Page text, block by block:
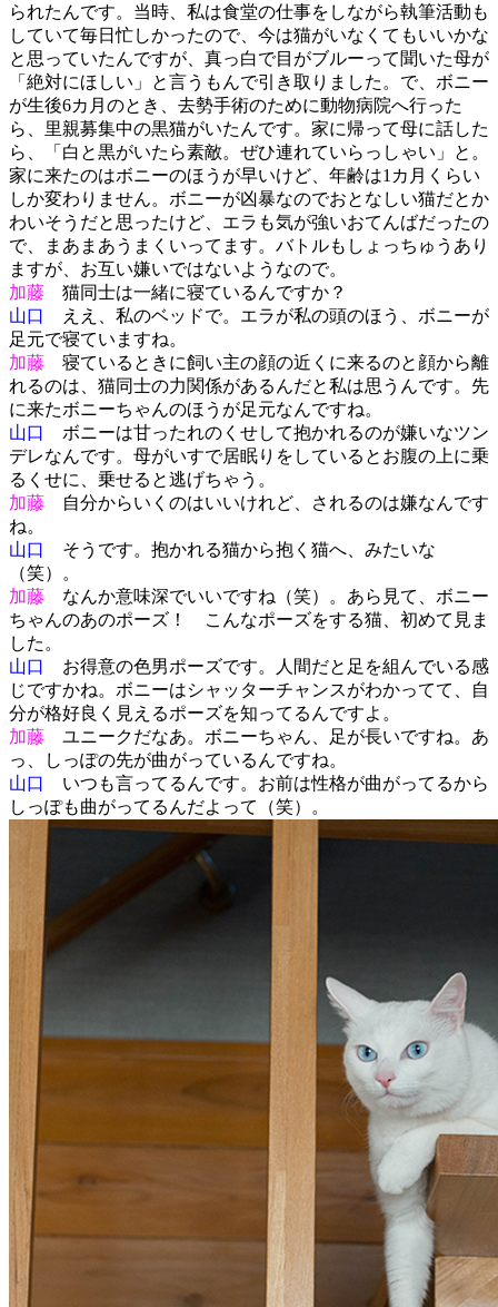
られたんです。当時、私は食堂の仕事をしながら執筆活動も
していて毎日忙しかったので、今は猫がいなくてもいいかな
と思っていたんですが、真っ白で目がブルーって聞いた母が
「絶対にほしい」と言うもんで引き取りました。で、ボニー
が生後6カ月のとき、去勢手術のために動物病院へ行った
ら、里親募集中の黒猫がいたんです。家に帰って母に話した
ら、「白と黒がいたら素敵。ぜひ連れていらっしゃい」と。
家に来たのはボニーのほうが早いけど、年齢は1カ月くらい
しか変わりません。ボニーが凶暴なのでおとなしい猫だとか
わいそうだと思ったけど、エラも気が強いおてんばだったの
で、まあまあうまくいってます。バトルもしょっちゅうあり
ますが、お互い嫌いではないようなので。
加藤 猫同士は一緒に寝ているんですか？
山口
ええ、私のベッドで。エラが私の頭のほう、ボニーが
足元で寝ていますね。
加藤 寝ているときに飼い主の顔の近くに来るのと顔から離
れるのは、猫同士の力関係があるんだと私は思うんです。先
に来たボニーちゃんのほうが足元なんですね。
山口
ボニーは甘ったれのくせして抱かれるのが嫌いなツン
デレなんです。母がいすで居眠りをしているとお腹の上に乗
るくせに、乗せると逃げちゃう。
加藤 自分からいくのはいいけれど、されるのは嫌なんです
ね。
山口
そうです。抱かれる猫から抱く猫へ、みたいな
（笑）。
加藤 なんか意味深でいいですね（笑）。あら見て、ボニー
ちゃんのあのポーズ！ こんなポーズをする猫、初めて見ま
した。
山口
お得意の色男ポーズです。人間だと足を組んでいる感
じですかね。ボニーはシャッターチャンスがわかってて、自
分が格好良く見えるポーズを知ってるんですよ。
加藤 ユニークだなあ。ボニーちゃん、足が長いですね。あ
っ、しっぽの先が曲がっているんですね。
山口
いつも言ってるんです。お前は性格が曲がってるから
しっぽも曲がってるんだよって（笑）。